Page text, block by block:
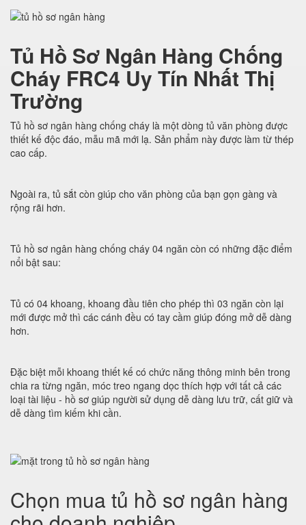
Tủ Hồ Sơ Ngân Hàng Chống
Cháy FRC4 Uy Tín Nhất Thị
Trường
Tủ hồ sơ ngân hàng chống cháy là một dòng tủ văn phòng được
thiết kế độc đáo, mẫu mã mới lạ. Sản phẩm này được làm từ thép
cao cấp.
Ngoài ra, tủ sắt còn giúp cho văn phòng của bạn gọn gàng và
rộng rãi hơn.
Tủ hồ sơ ngân hàng chống cháy 04 ngăn còn có những đặc điểm
nổi bật sau:
Tủ có 04 khoang, khoang đầu tiên cho phép thì 03 ngăn còn lại
mới được mở thì các cánh đều có tay cầm giúp đóng mở dễ dàng
hơn.
Đặc biệt mỗi khoang thiết kế có chức năng thông minh bên trong
chia ra từng ngăn, móc treo ngang dọc thích hợp với tất cả các
loại tài liệu - hồ sơ giúp người sử dụng dễ dàng lưu trữ, cất giữ và
dễ dàng tìm kiếm khi cần.
Chọn mua tủ hồ sơ ngân hàng